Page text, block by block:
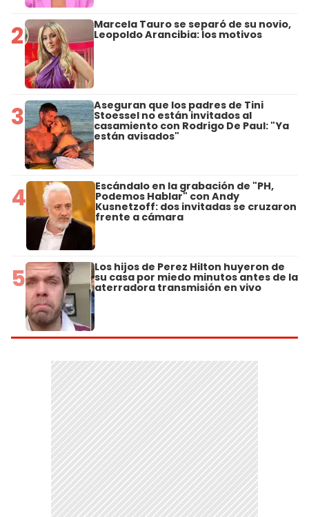
2 Marcela Tauro se separó de su novio,
Leopoldo Arancibia: los motivos
3 Aseguran que los padres de Tini
Stoessel no están invitados al
casamiento con Rodrigo De Paul: "Ya
están avisados"
4 Escándalo en la grabación de "PH,
Podemos Hablar" con Andy
Kusnetzoff: dos invitadas se cruzaron
frente a cámara
5 Los hijos de Perez Hilton huyeron de
su casa por miedo minutos antes de la
aterradora transmisión en vivo